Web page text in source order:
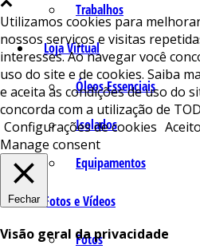
Trabalhos
Loja Virtual
Óleos Essenciais
Isolados
Equipamentos
Fotos e Vídeos
Fotos
Utilizamos cookies para
nossos serviços e visitas
interesses. Ao navegar você
uso do site e de cookies. Saiba
e aceita as condições de uso do
concorda com a utilização de
Configurações de cookies Aceito
Manage consent
Fechar
Visão geral da privacidade